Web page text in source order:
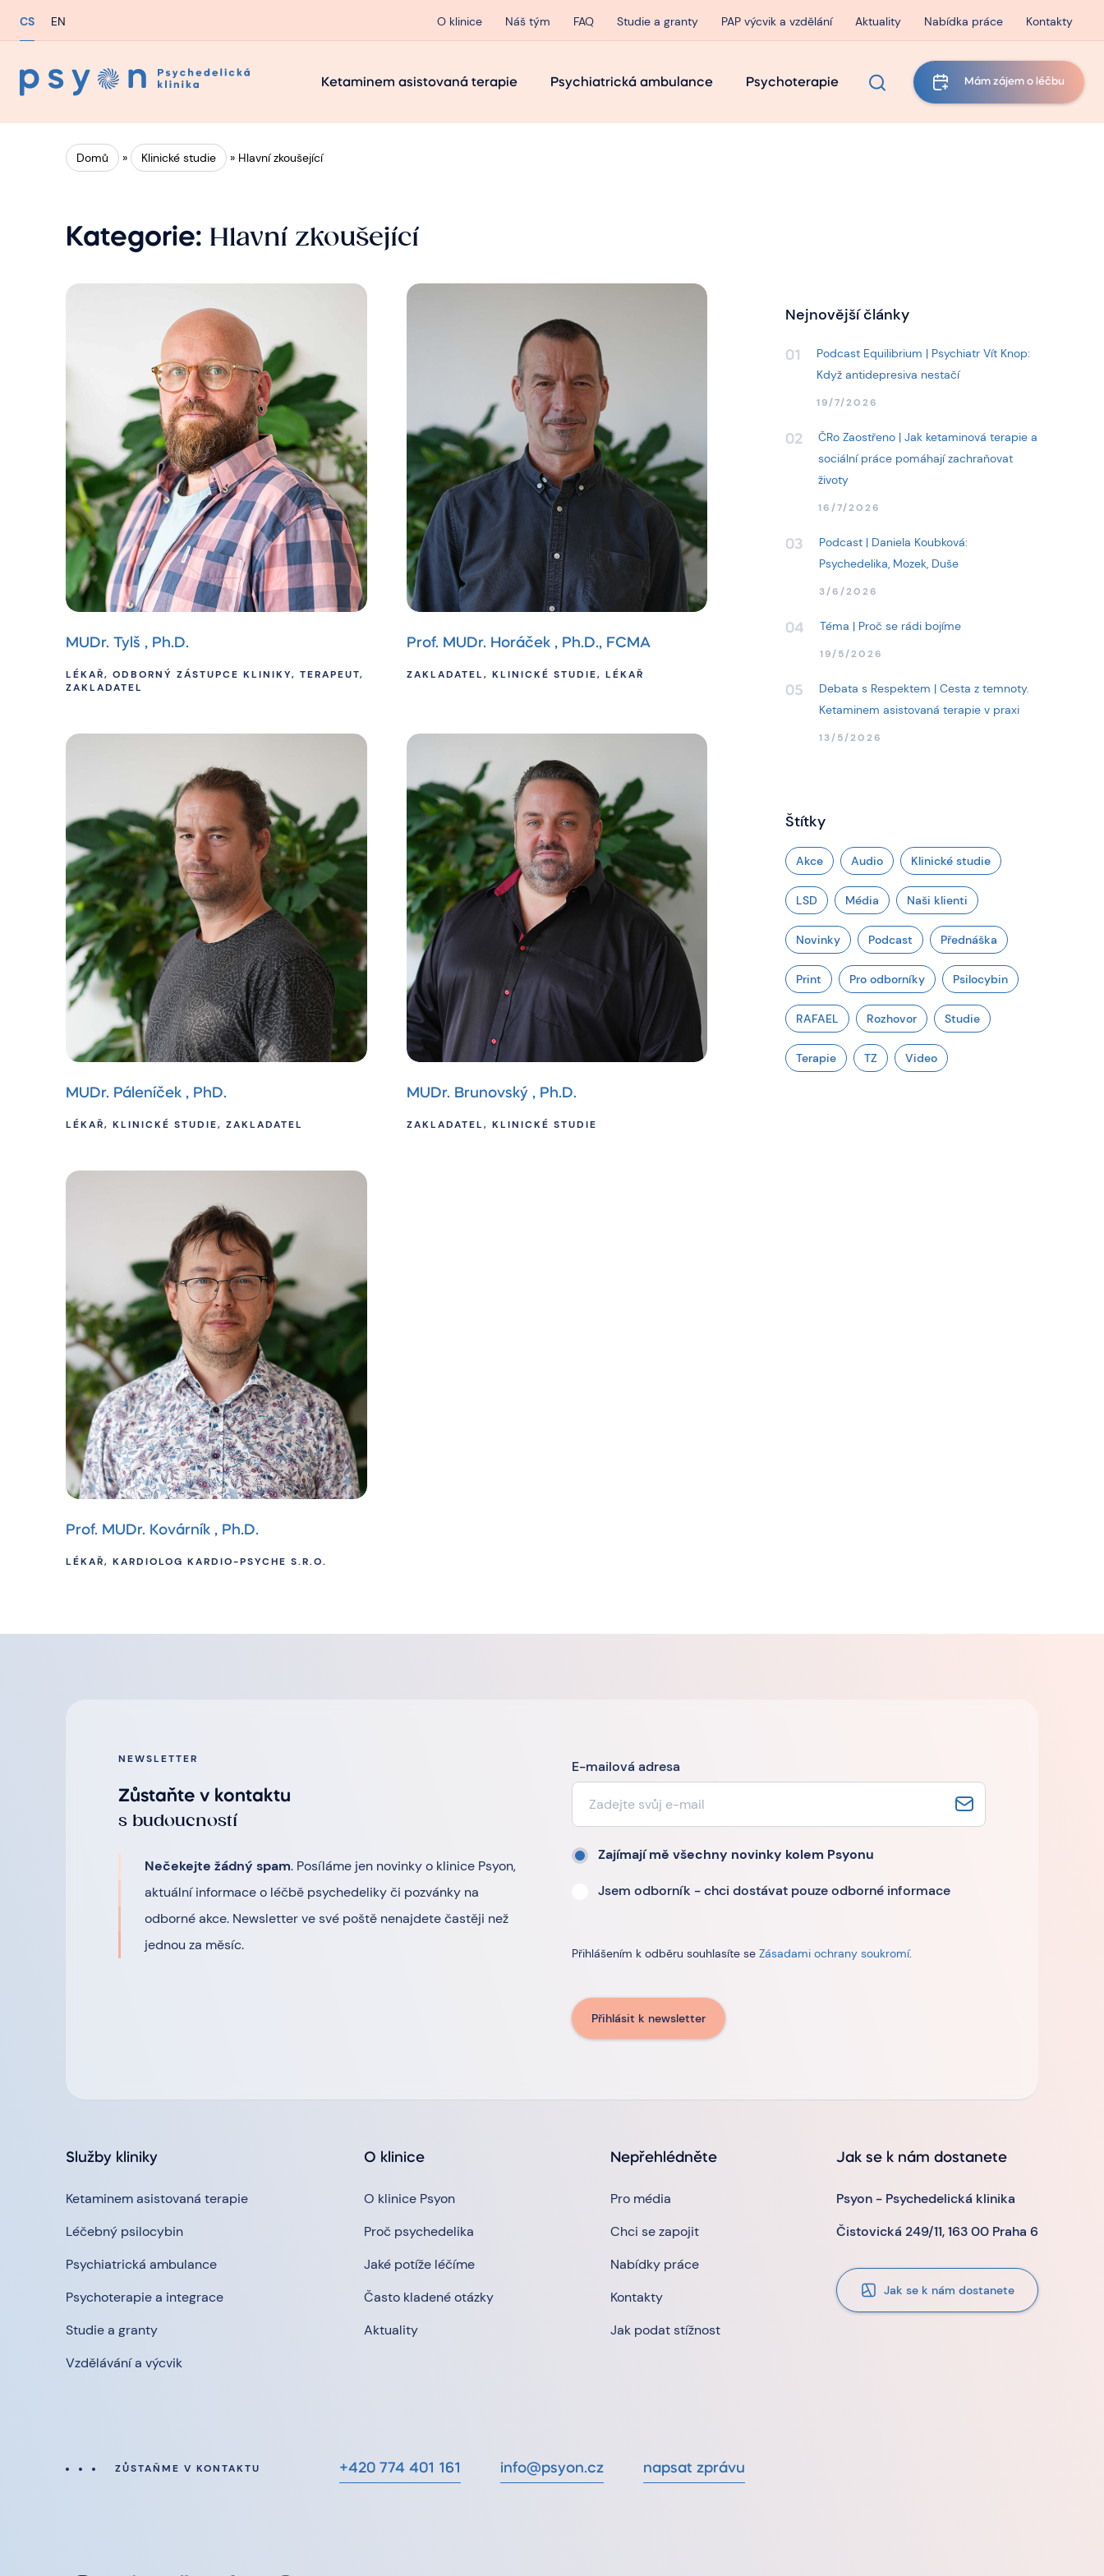
CS EN O klinice Náš tým FAQ Studie a granty PAP výcvik a vzdělání Aktuality Nabídka práce Kontakty
Ketaminem asistovaná terapie Psychiatrická ambulance Psychoterapie Mám zájem o léčbu
Domů » Klinické studie » Hlavní zkoušející
Kategorie: Hlavní zkoušející
MUDr. Tylš , Ph.D.
LÉKAŘ, ODBORNÝ ZÁSTUPCE KLINIKY, TERAPEUT,
ZAKLADATEL
Prof. MUDr. Horáček , Ph.D., FCMA
ZAKLADATEL, KLINICKÉ STUDIE, LÉKAŘ
MUDr. Páleníček , PhD.
LÉKAŘ, KLINICKÉ STUDIE, ZAKLADATEL
MUDr. Brunovský , Ph.D.
ZAKLADATEL, KLINICKÉ STUDIE
Prof. MUDr. Kovárník , Ph.D.
LÉKAŘ, KARDIOLOG KARDIO-PSYCHE S.R.O.
Nejnovější články
01
Podcast Equilibrium | Psychiatr Vít Knop:
Když antidepresiva nestačí
19/7/2026
02
ČRo Zaostřeno | Jak ketaminová terapie a
sociální práce pomáhají zachraňovat
životy
16/7/2026
03
Podcast | Daniela Koubková:
Psychedelika, Mozek, Duše
3/6/2026
04 Téma | Proč se rádi bojíme
19/5/2026
05
Debata s Respektem | Cesta z temnoty.
Ketaminem asistovaná terapie v praxi
13/5/2026
Štítky
Akce Audio Klinické studie
LSD Média Naši klienti
Novinky Podcast Přednáška
Print Pro odborníky Psilocybin
RAFAEL Rozhovor Studie
Terapie TZ Video
NEWSLETTER
Zůstaňte v kontaktu
s budoucností
Nečekejte žádný spam. Posíláme jen novinky o klinice Psyon,
aktuální informace o léčbě psychedeliky či pozvánky na
odborné akce. Newsletter ve své poště nenajdete častěji než
jednou za měsíc.
E-mailová adresa
Zajímají mě všechny novinky kolem Psyonu
Jsem odborník - chci dostávat pouze odborné informace
Přihlášením k odběru souhlasíte se Zásadami ochrany soukromí.
Přihlásit k newsletter
Služby kliniky
Ketaminem asistovaná terapie
Léčebný psilocybin
Psychiatrická ambulance
Psychoterapie a integrace
Studie a granty
Vzdělávání a výcvik
O klinice
O klinice Psyon
Proč psychedelika
Jaké potíže léčíme
Často kladené otázky
Aktuality
Nepřehlédněte
Pro média
Chci se zapojit
Nabídky práce
Kontakty
Jak podat stížnost
Jak se k nám dostanete
Psyon - Psychedelická klinika
Čistovická 249/11, 163 00 Praha 6
Jak se k nám dostanete
ZŮSTAŇME V KONTAKTU +420 774 401 161 info@psyon.cz napsat zprávu